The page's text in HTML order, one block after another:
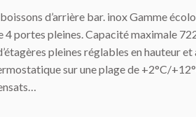
d’arrière bar. inox Gamme
4 portes pleines. Capacité maximale
pleines réglables en hauteur
sur une plage de +2°C/